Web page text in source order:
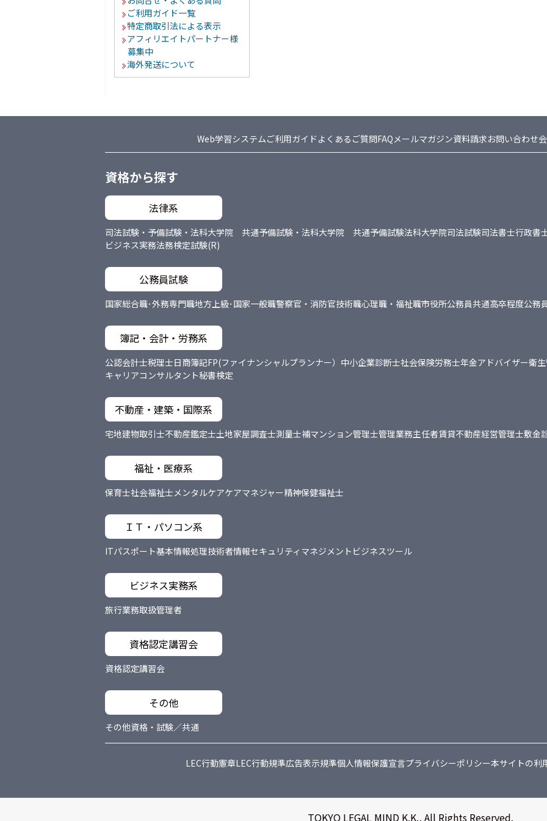
ご利用ガイド一覧
特定商取引法による表示
アフィリエイトパートナー様
募集中
海外発送について
Web学習システムご利用ガイド よくあるご質問FAQ メールマガジン資料請求お問い合わせ
資格から探す
法律系
司法試験・予備試験・法科大学院 共通予備試験・法科大学院 共通予備試験法科大学院司法試験司法書士行政書
ビジネス実務法務検定試験(R)
公務員試験
国家総合職･外務専門職地方上級･国家一般職警察官・消防官技術職心理職・福祉職市役所公務員共通高卒程度公務
簿記・会計・労務系
公認会計士税理士日商簿記FP(ファイナンシャルプランナー） 中小企業診断士社会保険労務士年金アドバイザー衛
キャリアコンサルタント秘書検定
不動産・建築・国際系
宅地建物取引士不動産鑑定士土地家屋調査士測量士補マンション管理士管理業務主任者賃貸不動産経営管理士敷金
福祉・医療系
保育士社会福祉士 メンタルケアケアマネジャー精神保健福祉士
ＩＴ・パソコン系
ITパスポート基本情報処理技術者情報セキュリティマネジメント ビジネスツール
ビジネス実務系
旅行業務取扱管理者
資格認定講習会
資格認定講習会
その他
その他資格・試験／共通
LEC行動憲章LEC行動規準広告表示規準個人情報保護宣言プライバシーポリシー本サイトの利
TOKYO LEGAL MIND K.K., All Rights Reserved.